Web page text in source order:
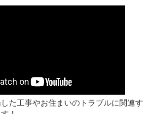
た工事やお住まいのトラブルに関連す